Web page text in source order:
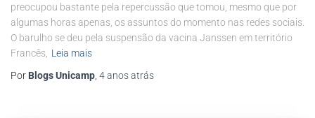
preocupou bastante pela repercussão que tomou, mesmo que por
algumas horas apenas, os assuntos do momento nas redes sociais.
O barulho se deu pela suspensão da vacina Janssen em território
Francês, Leia mais
Por Blogs Unicamp 4 anosatrás